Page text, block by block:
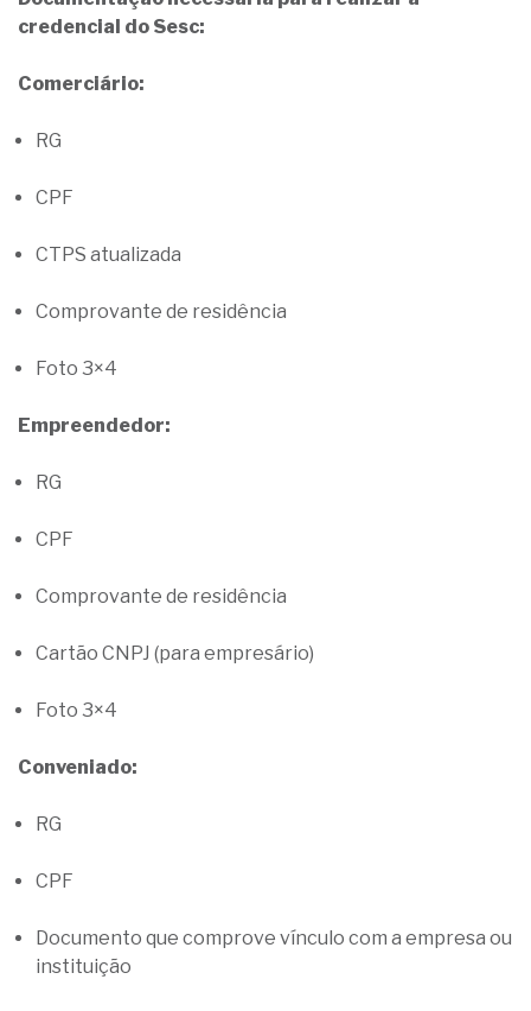
credencial do Sesc:
Comerciário:
RG
CPF
CTPS atualizada
Comprovante de residência
Foto 3×4
Empreendedor:
RG
CPF
Comprovante de residência
Cartão CNPJ (para empresário)
Foto 3×4
Conveniado:
RG
CPF
Documento que comprove vínculo com a empresa ou
instituição